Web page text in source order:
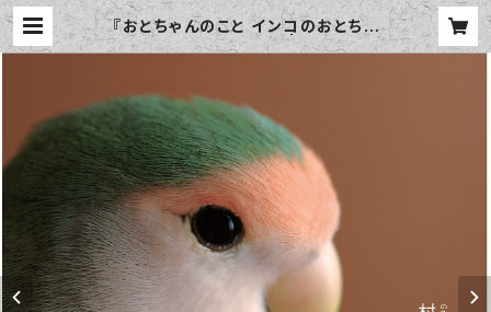
『おとちゃんのこと インコのおとちゃ
んとの１７年』（写真集） | おとちゃん